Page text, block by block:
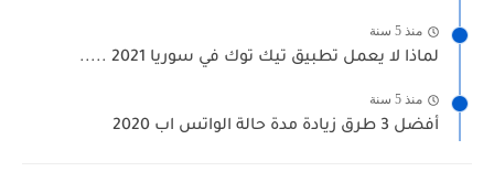
منذ 5 سنة
لماذا لا يعمل تطبيق تيك توك في سوريا 2021 .....
منذ 5 سنة
أفضل 3 طرق زيادة مدة حالة الواتس اب 2020